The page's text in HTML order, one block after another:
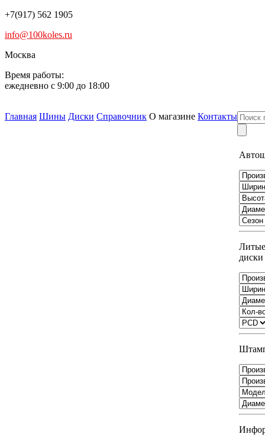
+7(917) 562 1905
info@100koles.ru
Москва
Время работы:
ежедневно с 9:00 до 18:00
Главная Шины Диски Справочник О магазине Контакты
Литые
диски